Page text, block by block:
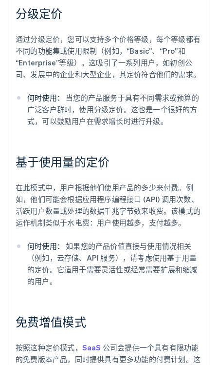
分级定价
通过分级定价，您可以支持多个价格等级，每个等级都有
不同的功能集或使用限制（例如，“Basic”、“Pro”和
“Enterprise”等级）。这吸引了一系列用户，如初创公
司、发展中的企业和大型企业，其定价符合他们的需求。
何时使用：
当您的产品服务于具有不同需求或预算的
广泛客户群时，使用分级定价。这也是一个很好的方
式，可以鼓励用户在需求增长时进行升级。
基于使用量的定价
在此模式中，用户根据他们使用产品的多少来付费。例
如，他们可能会根据应用程序编程接口 (API) 调用次数、
活跃用户数量或处理的数据千兆字节数来收费。该模式的
运作机制类似于水电费：用户使用越多，支付越多。
何时使用：
如果您的产品价值直接与使用情况相关
（例如，云存储、API 服务），请考虑使用基于用量
的定价。它适用于需要灵活性或经常需要扩展和缩减
的用户。
免费增值模式
按照这种定价模式， SaaS 公司会提供一个具有有限功能
的免费版本产品，同时提供具有更多功能的付费计划。这